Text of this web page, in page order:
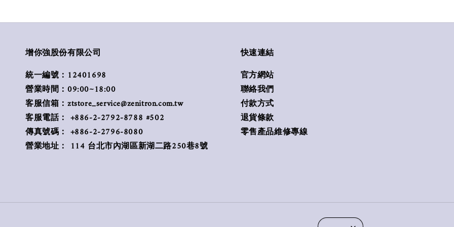
增你強股份有限公司
統一編號：12401698
營業時間：09:00~18:00
客服信箱：ztstore_service@zenitron.com.tw
客服電話： +886-2-2792-8788 #502
傳真號碼： +886-2-2796-8080
營業地址： 114 台北市內湖區新湖二路250巷8號
快速連結
官方網站
聯絡我們
付款方式
退貨條款
零售產品維修專線